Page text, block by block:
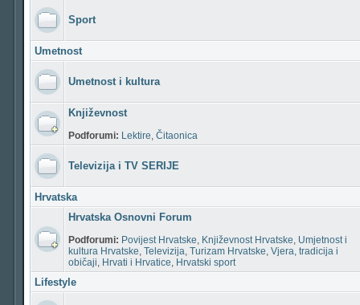
Sport
Umetnost
Umetnost i kultura
Književnost
Podforumi: Lektire, Čitaonica
Televizija i TV SERIJE
Hrvatska
Hrvatska Osnovni Forum
Podforumi: Povijest Hrvatske, Književnost Hrvatske, Umjetnost i
kultura Hrvatske, Televizija, Turizam Hrvatske, Vjera, tradicija i
običaji, Hrvati i Hrvatice, Hrvatski sport
Lifestyle